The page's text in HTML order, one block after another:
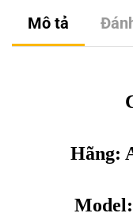
Mô tả
Hãng: